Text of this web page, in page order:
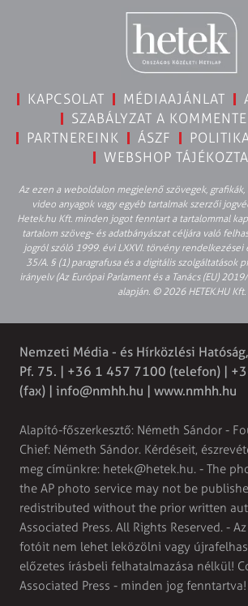
KAPCSOLAT MÉDIAAJÁNLAT
SZABÁLYZAT A
PARTNEREINK
ÁSZF
WEBSHOP
Az ezen a weboldalon megjelenő szövegek,
video anyagok vagy egyéb tartalmak szerzői
Hetek.hu Kft. minden jogot fenntart a tartalommal
tartalom szöveg- és adatbányászat céljára való
jogról szóló 1999. évi LXXVI. törvény
35/A. § (1) paragrafusa és a digitális szolgáltatások
irányelv (Az Európai Parlament és a Tanács (EU)
alapján. © 2026 HETEK.HU Kft.
Nemzeti Média - és Hírközlési
Pf. 75. | +36 1 457 7100 (telefon) |
(fax) | info@nmhh.hu | www.nmhh.hu
Alapító-főszerkesztő: Németh Sándor -
Chief: Németh Sándor. Kérdéseit,
meg címünkre: hetek@hetek.hu. - The
the AP photo service may not be
redistributed without the prior written
Associated Press. All Rights Reserved. -
fotóit nem lehet leközölni vagy
előzetes írásbeli felhatalmazása nélkül!
Associated Press - minden jog fenntartva!